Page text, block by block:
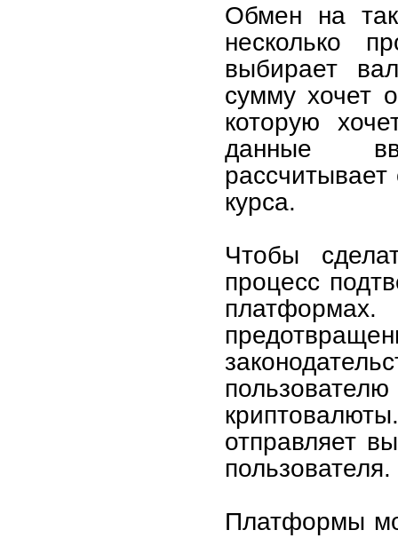
Обмен на
несколько
выбирает
сумму хочет
которую
данные
курса.
Чтобы
процесс
отправляет
пользователя.
Платформы